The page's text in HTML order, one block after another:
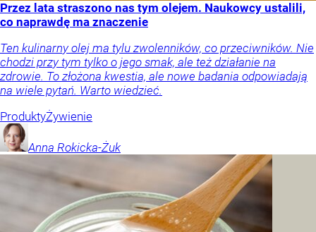
Przez lata straszono nas tym olejem. Naukowcy ustalili,
co naprawdę ma znaczenie
Ten kulinarny olej ma tylu zwolenników, co przeciwników. Nie
chodzi przy tym tylko o jego smak, ale też działanie na
zdrowie. To złożona kwestia, ale nowe badania odpowiadają
na wiele pytań. Warto wiedzieć.
ProduktyŻywienie
Anna Rokicka-Żuk